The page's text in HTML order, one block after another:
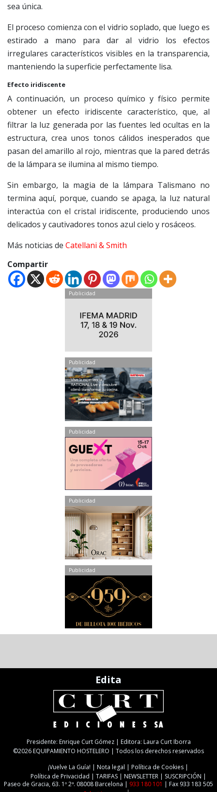
sea única.
El proceso comienza con el vidrio soplado, que luego es
estirado a mano para dar al vidrio los efectos
irregulares característicos visibles en la transparencia,
manteniendo la superficie perfectamente lisa.
Efecto iridiscente
A continuación, un proceso químico y físico permite
obtener un efecto iridiscente característico, que, al
filtrar la luz generada por las fuentes led ocultas en la
estructura, crea unos tonos cálidos inesperados que
pasan del amarillo al rojo, mientras que la pared detrás
de la lámpara se ilumina al mismo tiempo.
Sin embargo, la magia de la lámpara Talismano no
termina aquí, porque, cuando se apaga, la luz natural
interactúa con el cristal iridiscente, produciendo unos
delicados y cautivadores tonos azul cielo y rosáceos.
Más noticias de Catellani & Smith
Compartir
Publicidad
Publicidad
Publicidad
Publicidad
Publicidad
Edita
Presidente: Enrique Curt Gómez | Editora: Laura Curt Iborra
©2026 EQUIPAMIENTO HOSTELERO | Todos los derechos reservados
¡Vuelve La Guía!
Nota legal
Política de Cookies
Política de Privacidad
TARIFAS NEWSLETTER
SUSCRIPCIÓN
Paseo de Gracia, 63. 1º 2ª. 08008 Barcelona | 933 180 101 | Fax 933 183 505